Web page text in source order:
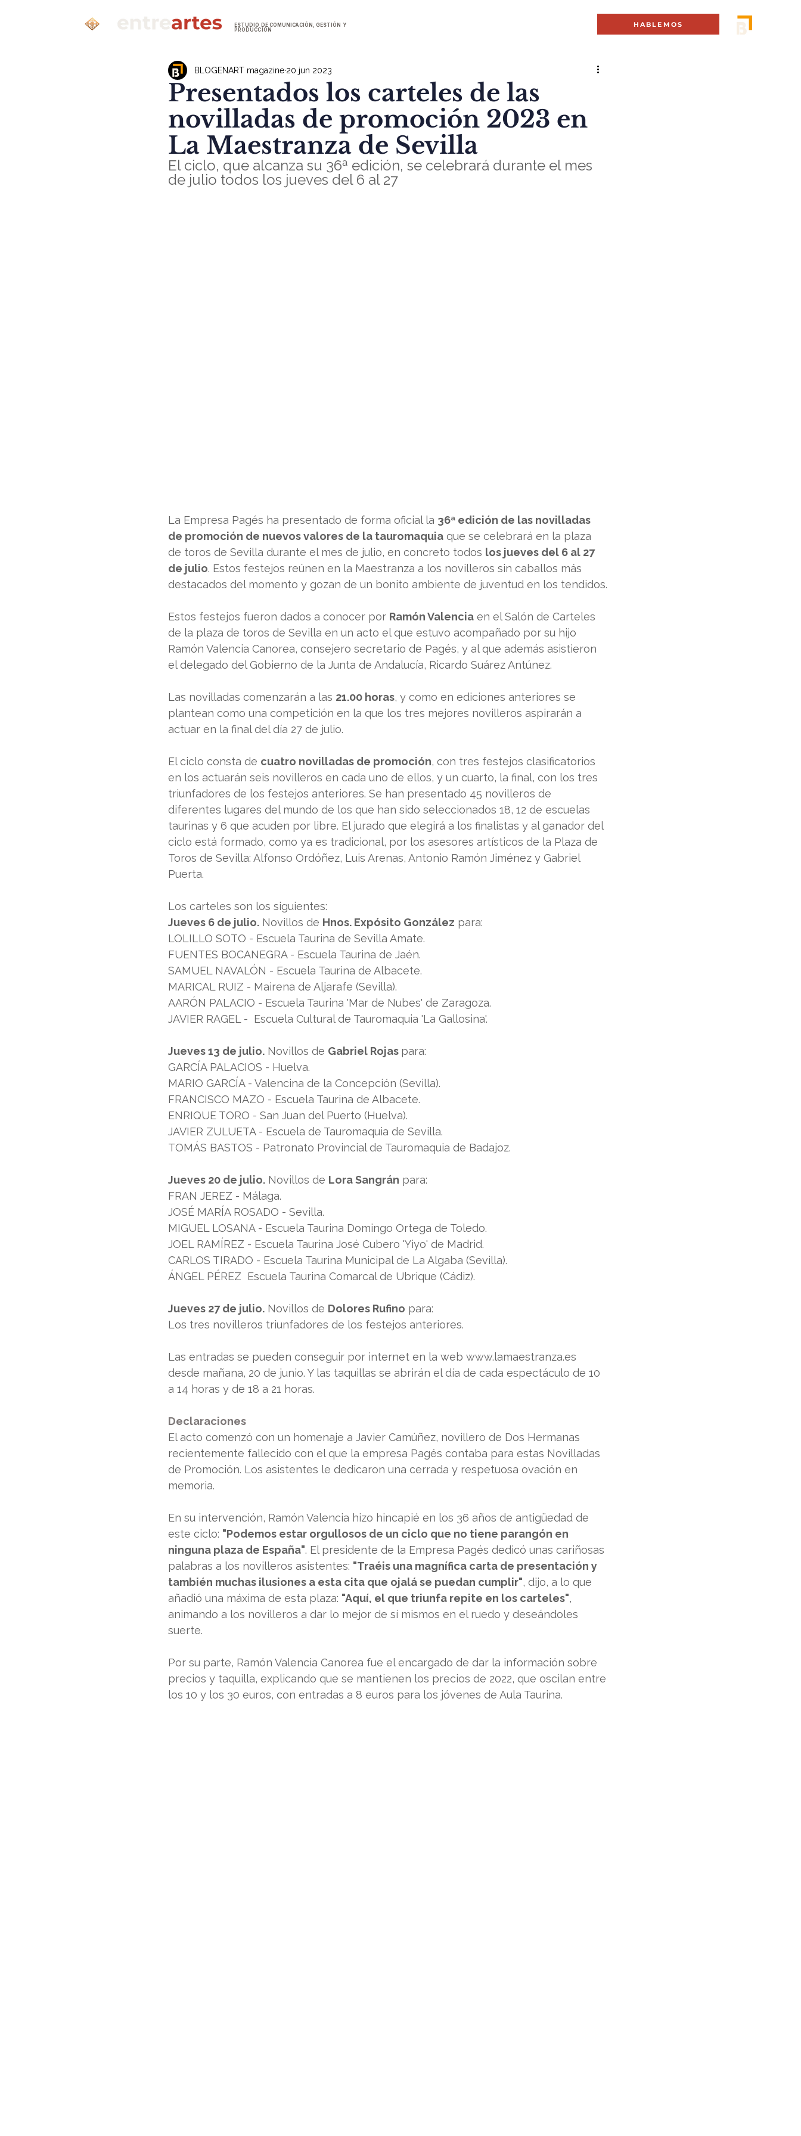
ESTUDIO DE COMUNICACIÓN, GESTIÓN Y
PRODUCCIÓN
HABLEMOS
Presentados los carteles de las
novilladas de promoción 2023 en
La Maestranza de Sevilla
BLOGENART magazine 20 jun 2023
El ciclo, que alcanza su 36ª edición, se celebrará durante el mes
de julio todos los jueves del 6 al 27
La Empresa Pagés ha presentado de forma oficial la 36ª edición de las novilladas
de promoción de nuevos valores de la tauromaquia que se celebrará en la plaza
de toros de Sevilla durante el mes de julio, en concreto todos los jueves del 6 al 27
de julio. Estos festejos reúnen en la Maestranza a los novilleros sin caballos más
destacados del momento y gozan de un bonito ambiente de juventud en los tendidos.
Estos festejos fueron dados a conocer por Ramón Valencia en el Salón de Carteles
de la plaza de toros de Sevilla en un acto el que estuvo acompañado por su hijo
Ramón Valencia Canorea, consejero secretario de Pagés, y al que además asistieron
el delegado del Gobierno de la Junta de Andalucía, Ricardo Suárez Antúnez.
Las novilladas comenzarán a las 21.00 horas, y como en ediciones anteriores se
plantean como una competición en la que los tres mejores novilleros aspirarán a
actuar en la final del día 27 de julio.
El ciclo consta de cuatro novilladas de promoción, con tres festejos clasificatorios
en los actuarán seis novilleros en cada uno de ellos, y un cuarto, la final, con los tres
triunfadores de los festejos anteriores. Se han presentado 45 novilleros de
diferentes lugares del mundo de los que han sido seleccionados 18, 12 de escuelas
taurinas y 6 que acuden por libre. El jurado que elegirá a los finalistas y al ganador del
ciclo está formado, como ya es tradicional, por los asesores artísticos de la Plaza de
Toros de Sevilla: Alfonso Ordóñez, Luis Arenas, Antonio Ramón Jiménez y Gabriel
Puerta.
Los carteles son los siguientes:
Jueves 6 de julio. Novillos de Hnos. Expósito González para:
LOLILLO SOTO - Escuela Taurina de Sevilla Amate.
FUENTES BOCANEGRA - Escuela Taurina de Jaén.
SAMUEL NAVALÓN - Escuela Taurina de Albacete.
MARICAL RUIZ - Mairena de Aljarafe (Sevilla).
AARÓN PALACIO - Escuela Taurina 'Mar de Nubes' de Zaragoza.
JAVIER RAGEL -  Escuela Cultural de Tauromaquia 'La Gallosina'.
Jueves 13 de julio. Novillos de Gabriel Rojas para:
GARCÍA PALACIOS - Huelva.
MARIO GARCÍA - Valencina de la Concepción (Sevilla).
FRANCISCO MAZO - Escuela Taurina de Albacete.
ENRIQUE TORO - San Juan del Puerto (Huelva).
JAVIER ZULUETA - Escuela de Tauromaquia de Sevilla.
TOMÁS BASTOS - Patronato Provincial de Tauromaquia de Badajoz.
Jueves 20 de julio. Novillos de Lora Sangrán para:
FRAN JEREZ - Málaga.
JOSÉ MARÍA ROSADO - Sevilla.
MIGUEL LOSANA - Escuela Taurina Domingo Ortega de Toledo.
JOEL RAMÍREZ - Escuela Taurina José Cubero 'Yiyo' de Madrid.
CARLOS TIRADO - Escuela Taurina Municipal de La Algaba (Sevilla).
ÁNGEL PÉREZ  Escuela Taurina Comarcal de Ubrique (Cádiz).
Jueves 27 de julio. Novillos de Dolores Rufino para:
Los tres novilleros triunfadores de los festejos anteriores.
Las entradas se pueden conseguir por internet en la web www.lamaestranza.es
desde mañana, 20 de junio. Y las taquillas se abrirán el día de cada espectáculo de 10
a 14 horas y de 18 a 21 horas.
Declaraciones
El acto comenzó con un homenaje a Javier Camúñez, novillero de Dos Hermanas
recientemente fallecido con el que la empresa Pagés contaba para estas Novilladas
de Promoción. Los asistentes le dedicaron una cerrada y respetuosa ovación en
memoria.
En su intervención, Ramón Valencia hizo hincapié en los 36 años de antigüedad de
este ciclo: "Podemos estar orgullosos de un ciclo que no tiene parangón en
ninguna plaza de España". El presidente de la Empresa Pagés dedicó unas cariñosas
palabras a los novilleros asistentes: "Traéis una magnífica carta de presentación y
también muchas ilusiones a esta cita que ojalá se puedan cumplir", dijo, a lo que
añadió una máxima de esta plaza: "Aquí, el que triunfa repite en los carteles",
animando a los novilleros a dar lo mejor de sí mismos en el ruedo y deseándoles
suerte.
Por su parte, Ramón Valencia Canorea fue el encargado de dar la información sobre
precios y taquilla, explicando que se mantienen los precios de 2022, que oscilan entre
los 10 y los 30 euros, con entradas a 8 euros para los jóvenes de Aula Taurina.